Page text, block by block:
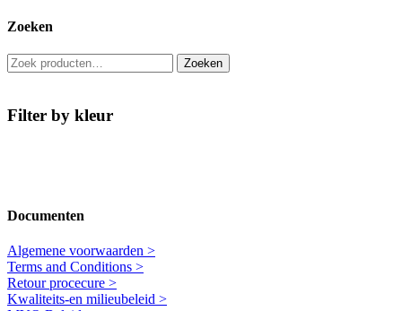
Zoeken
Zoeken
naar:
Zoeken
Filter by kleur
Documenten
Algemene voorwaarden >
Terms and Conditions >
Retour procecure >
Kwaliteits-en milieubeleid >